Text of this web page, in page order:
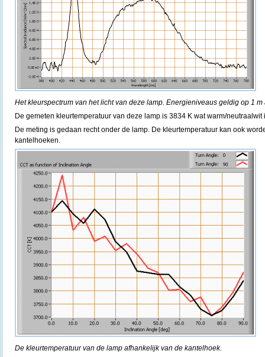
Het kleurspectrum van het licht van deze lamp. Energieniveaus geldig op 1 m
De gemeten kleurtemperatuur van deze lamp is 3834 K wat warm/neutraalwit
De meting is gedaan recht onder de lamp. De kleurtemperatuur kan ook
kantelhoeken.
De kleurtemperatuur van de lamp afhankelijk van de kantelhoek.